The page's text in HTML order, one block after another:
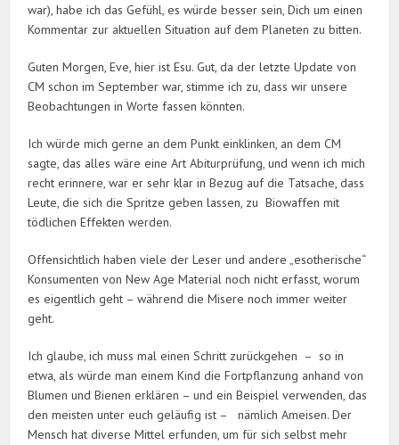
war), habe ich das Gefühl, es würde besser sein, Dich um einen
Kommentar zur aktuellen Situation auf dem Planeten zu bitten.
Guten Morgen, Eve, hier ist Esu. Gut, da der letzte Update von
CM schon im September war, stimme ich zu, dass wir unsere
Beobachtungen in Worte fassen könnten.
Ich würde mich gerne an dem Punkt einklinken, an dem CM
sagte, das alles wäre eine Art Abiturprüfung, und wenn ich mich
recht erinnere, war er sehr klar in Bezug auf die Tatsache, dass
Leute, die sich die Spritze geben lassen, zu Biowaffen mit
tödlichen Effekten werden.
Offensichtlich haben viele der Leser und andere „esotherische“
Konsumenten von New Age Material noch nicht erfasst, worum
es eigentlich geht – während die Misere noch immer weiter
geht.
Ich glaube, ich muss mal einen Schritt zurückgehen – so in
etwa, als würde man einem Kind die Fortpflanzung anhand von
Blumen und Bienen erklären – und ein Beispiel verwenden, das
den meisten unter euch geläufig ist – nämlich Ameisen. Der
Mensch hat diverse Mittel erfunden, um für sich selbst mehr